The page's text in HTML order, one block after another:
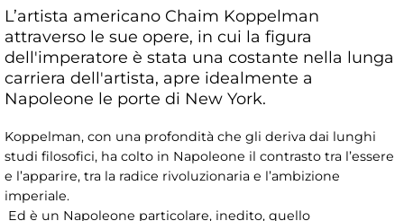
L’artista americano Chaim Koppelman
attraverso le sue opere, in cui la figura
dell'imperatore è stata una costante nella lunga
carriera dell'artista, apre idealmente a
Napoleone le porte di New York.
Koppelman, con una profondità che gli deriva dai lunghi
studi filosofici, ha colto in Napoleone il contrasto tra l’essere
e l’apparire, tra la radice rivoluzionaria e l’ambizione
imperiale.
Ed è un Napoleone particolare, inedito, quello